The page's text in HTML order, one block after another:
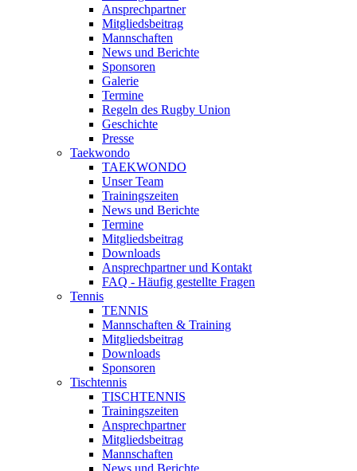
Ansprechpartner
Mitgliedsbeitrag
Mannschaften
News und Berichte
Sponsoren
Galerie
Termine
Regeln des Rugby Union
Geschichte
Presse
Taekwondo
TAEKWONDO
Unser Team
Trainingszeiten
News und Berichte
Termine
Mitgliedsbeitrag
Downloads
Ansprechpartner und Kontakt
FAQ - Häufig gestellte Fragen
Tennis
TENNIS
Mannschaften & Training
Mitgliedsbeitrag
Downloads
Sponsoren
Tischtennis
TISCHTENNIS
Trainingszeiten
Ansprechpartner
Mitgliedsbeitrag
Mannschaften
News und Berichte